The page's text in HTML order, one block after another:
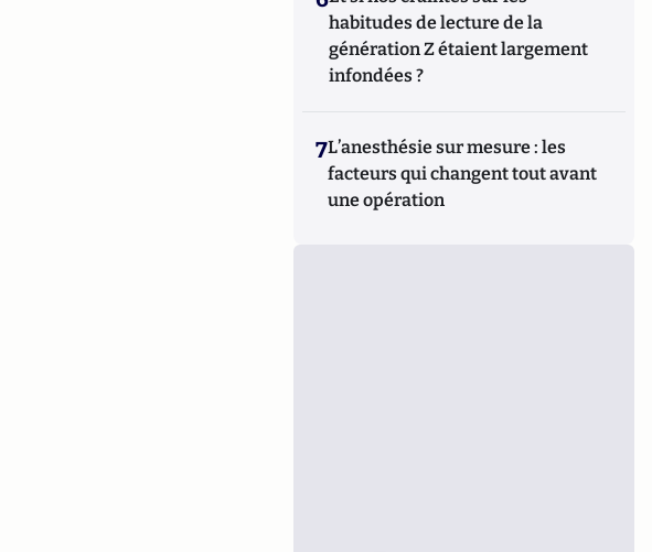
habitudes de lecture de la
génération Z étaient largement
infondées ?
7L’anesthésie sur mesure : les
facteurs qui changent tout avant
une opération